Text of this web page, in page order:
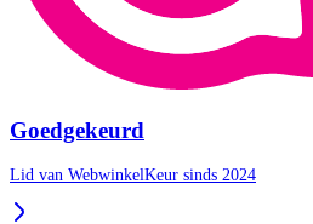
Goedgekeurd
Lid van WebwinkelKeur sinds 2024